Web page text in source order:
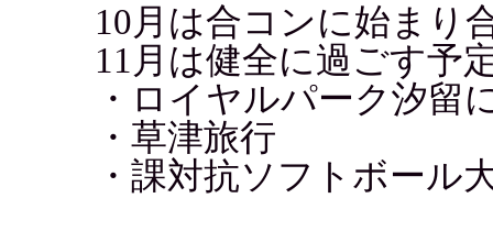
10月は合コンに始まり
11月は健全に過ごす予
・ロイヤルパーク汐留
・草津旅行
・課対抗ソフトボール